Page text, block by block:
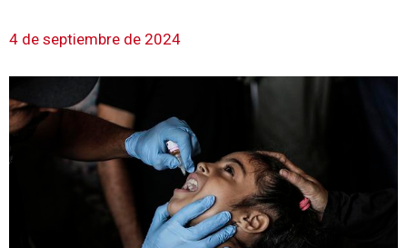
4 de septiembre de 2024